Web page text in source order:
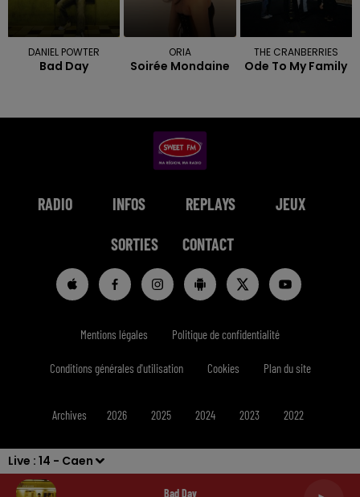
Live : 14 - Caen
Bad Day
DANIEL POWTER
Bad Day
ORIA
Soirée Mondaine
THE CRANBERRIES
Ode To My Family
RADIO INFOS REPLAYS JEUX
SORTIES CONTACT
Mentions légales Politique de confidentialité
Conditions générales d'utilisation Cookies Plan du site
Archives 2026 2025 2024 2023 2022